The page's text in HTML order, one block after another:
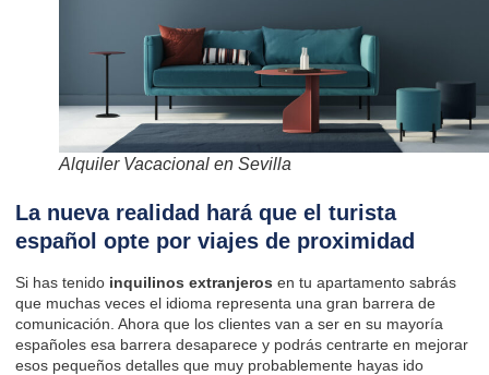
Alquiler Vacacional en Sevilla
La nueva realidad hará que el turista
español opte por viajes de proximidad
Si has tenido inquilinos extranjeros en tu apartamento sabrás
que muchas veces el idioma representa una gran barrera de
comunicación. Ahora que los clientes van a ser en su mayoría
españoles esa barrera desaparece y podrás centrarte en mejorar
esos pequeños detalles que muy probablemente hayas ido